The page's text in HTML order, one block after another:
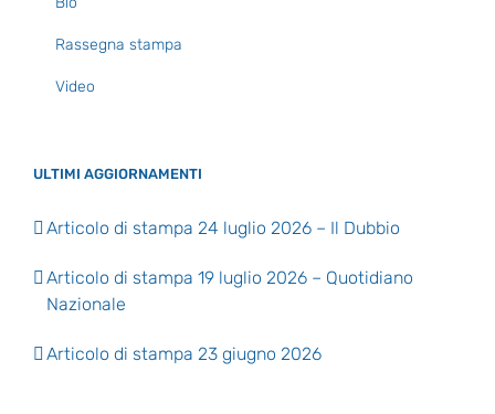
Rassegna stampa
Video
ULTIMI AGGIORNAMENTI
Articolo di stampa 24 luglio 2026 – Il Dubbio
Articolo di stampa 19 luglio 2026 – Quotidiano
Nazionale
Articolo di stampa 23 giugno 2026